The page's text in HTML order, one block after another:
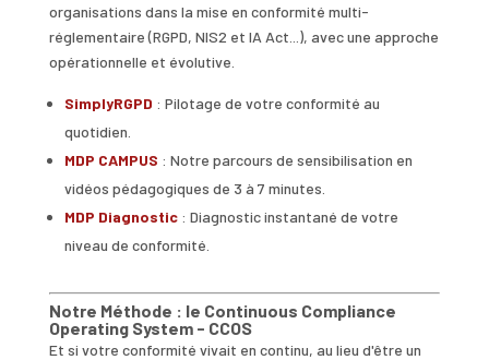
organisations dans la mise en conformité multi-
réglementaire (RGPD, NIS2 et IA Act...), avec une approche
opérationnelle et évolutive.
SimplyRGPD : Pilotage de votre conformité au
quotidien.
MDP CAMPUS : Notre parcours de sensibilisation en
vidéos pédagogiques de 3 à 7 minutes.
MDP Diagnostic : Diagnostic instantané de votre
niveau de conformité.
Notre Méthode : le Continuous Compliance
Operating System - CCOS
Et si votre conformité vivait en continu, au lieu d'être un